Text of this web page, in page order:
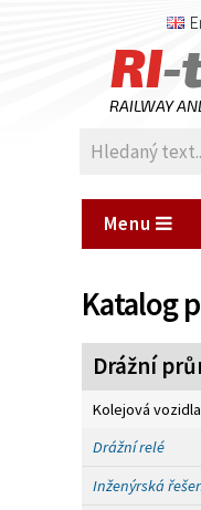
RI-
RAILWAY
Menu
Katalog
Drážní
Kolejová vozidla
Drážní relé
Inženýrská